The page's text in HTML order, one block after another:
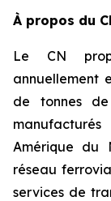
À propos du
Le CN
annuellement
de tonnes de
Amérique du
réseau
services de